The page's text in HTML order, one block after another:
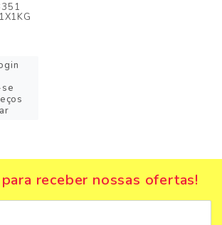
receber nossas ofertas!